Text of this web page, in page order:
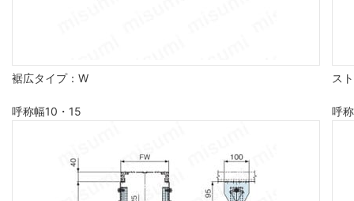
裾広タイプ：W ス
呼称幅10・15 呼